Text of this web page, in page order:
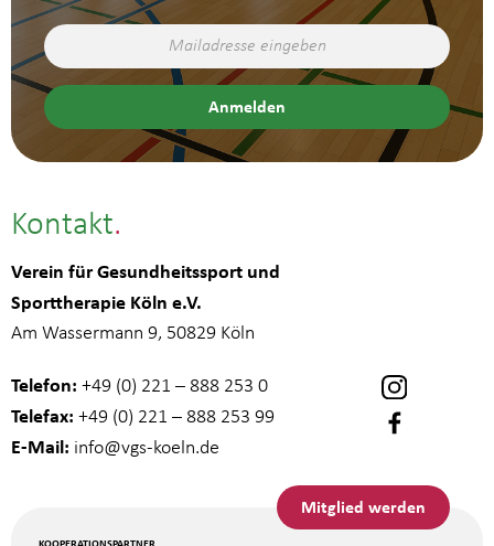
Kontakt
Verein für Gesundheitssport und
Sporttherapie Köln e.V.
Am Wassermann 9, 50829 Köln
Telefon: +49 (0) 221 – 888 253 0
Telefax: +49 (0) 221 – 888 253 99
E-Mail: info@vgs-koeln.de
Mitglied werden
KOOPERATIONSPARTNER